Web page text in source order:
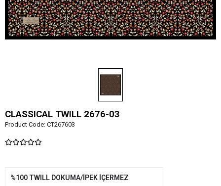
CLASSICAL TWILL 2676-03
Product Code: CT267603
%100 TWILL DOKUMA/İPEK İÇERMEZ